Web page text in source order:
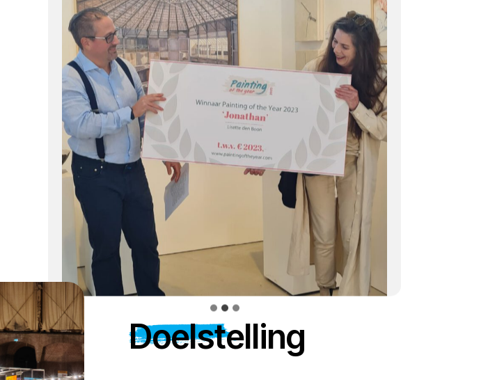
Doelstelling